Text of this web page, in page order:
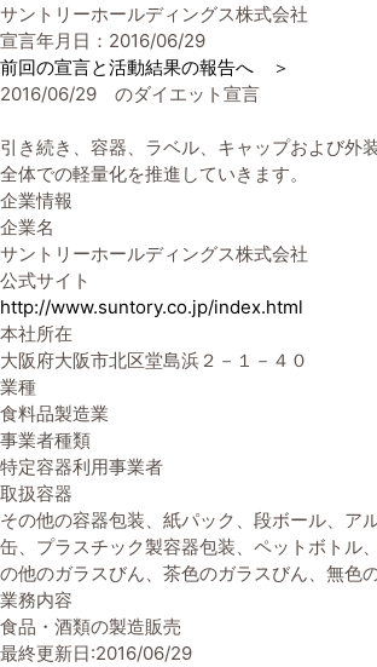
サントリーホールディングス株式会社
宣言年月日：2016/06/29
前回の宣言と活動結果の報告へ ＞
2016/06/29 のダイエット宣言
引き続き、容器、ラベル、キャップおよび外
全体での軽量化を推進していきます。
企業情報
企業名
サントリーホールディングス株式会社
公式サイト
http://www.suntory.co.jp/index.html
本社所在
大阪府大阪市北区堂島浜２－１－４０
業種
食料品製造業
事業者種類
特定容器利用事業者
取扱容器
その他の容器包装、紙パック、段ボール、ア
缶、プラスチック製容器包装、ペットボトル
の他のガラスびん、茶色のガラスびん、無色
業務内容
食品・酒類の製造販売
最終更新日:2016/06/29